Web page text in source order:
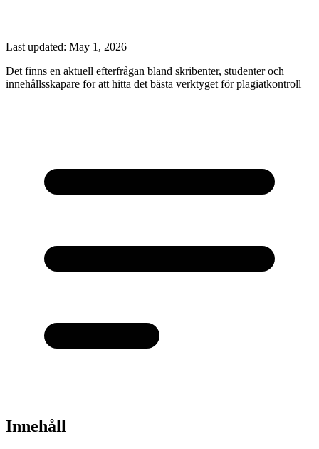
Last updated: May 1, 2026
Det finns en aktuell efterfrågan bland skribenter, studenter och
innehållsskapare för att hitta det bästa verktyget för plagiatkontroll
Innehåll